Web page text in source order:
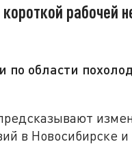
рабочей
области
в Новосибирске и